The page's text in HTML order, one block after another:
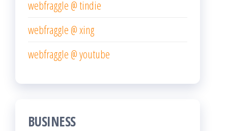
webfraggle @ tindie
webfraggle @ xing
webfraggle @ youtube
BUSINESS